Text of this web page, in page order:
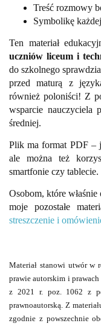
Treść rozmowy
Symbolikę
Ten materiał
uczniów liceum i
do szkolnego
przed maturą z
również poloniści! Z
wsparcie nauczyciela
średniej.
Plik ma format PDF –
ale można też
smartfonie czy tablecie.
Osobom, które
moje pozostałe
streszczenie i
Materiał stanowi utwór w
prawie autorskim i
z 2021 r. poz. 1062 z
prawnoautorską. Z
zgodnie z powszechnie